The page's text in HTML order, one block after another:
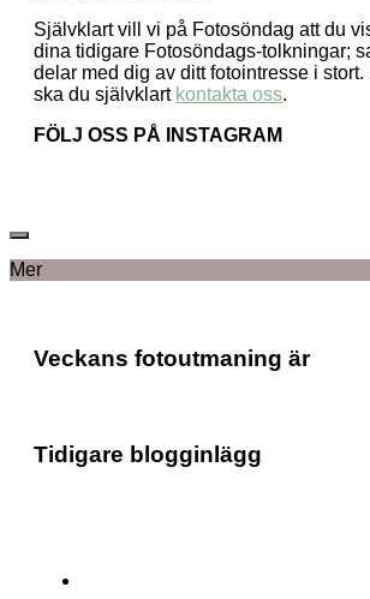
Självklart vill vi på Fotosöndag att du
dina tidigare Fotosöndags-tolkningar;
delar med dig av ditt fotointresse i stort.
ska du självklart kontakta oss.
FÖLJ OSS PÅ INSTAGRAM
Mer
Veckans fotoutmaning är
Tidigare blogginlägg